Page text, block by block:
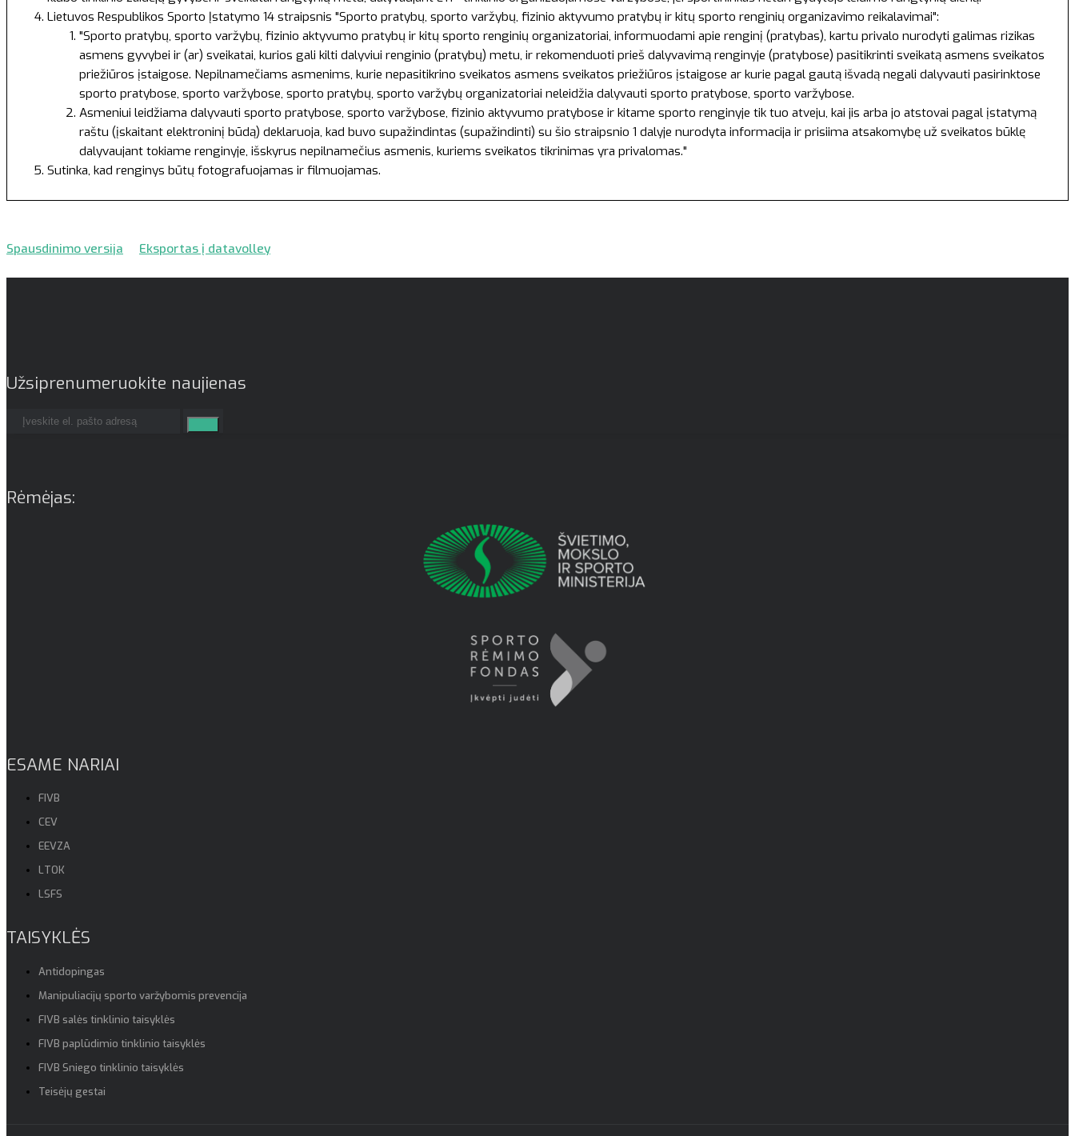
Lietuvos Respublikos Sporto Įstatymo 14 straipsnis "Sporto pratybų, sporto varžybų, fizinio aktyvumo pratybų ir kitų sporto renginių organizavimo reikalavimai":
"Sporto pratybų, sporto varžybų, fizinio aktyvumo pratybų ir kitų sporto renginių organizatoriai, informuodami apie renginį (pratybas), kartu privalo nurodyti galimas rizikas
asmens gyvybei ir (ar) sveikatai, kurios gali kilti dalyviui renginio (pratybų) metu, ir rekomenduoti prieš dalyvavimą renginyje (pratybose) pasitikrinti sveikatą asmens sveikatos
priežiūros įstaigose. Nepilnamečiams asmenims, kurie nepasitikrino sveikatos asmens sveikatos priežiūros įstaigose ar kurie pagal gautą išvadą negali dalyvauti pasirinktose
sporto pratybose, sporto varžybose, sporto pratybų, sporto varžybų organizatoriai neleidžia dalyvauti sporto pratybose, sporto varžybose.
Asmeniui leidžiama dalyvauti sporto pratybose, sporto varžybose, fizinio aktyvumo pratybose ir kitame sporto renginyje tik tuo atveju, kai jis arba jo atstovai pagal įstatymą
raštu (įskaitant elektroninį būdą) deklaruoja, kad buvo supažindintas (supažindinti) su šio straipsnio 1 dalyje nurodyta informacija ir prisiima atsakomybę už sveikatos būklę
dalyvaujant tokiame renginyje, išskyrus nepilnamečius asmenis, kuriems sveikatos tikrinimas yra privalomas."
Sutinka, kad renginys būtų fotografuojamas ir filmuojamas.
Spausdinimo versija Eksportas į datavolley
Užsiprenumeruokite naujienas
Rėmėjas:
ESAME NARIAI
FIVB
CEV
EEVZA
LTOK
LSFS
TAISYKLĖS
Antidopingas
Manipuliacijų sporto varžybomis prevencija
FIVB salės tinklinio taisyklės
FIVB paplūdimio tinklinio taisyklės
FIVB Sniego tinklinio taisyklės
Teisėjų gestai